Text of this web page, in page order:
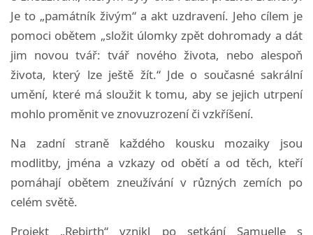
Je to „památník živým“ a akt uzdravení. Jeho cílem je
pomoci obětem „složit úlomky zpět dohromady a dát
jim novou tvář: tvář nového života, nebo alespoň
života, který lze ještě žít.“ Jde o současné sakrální
umění, které má sloužit k tomu, aby se jejich utrpení
mohlo proměnit ve znovuzrození či vzkříšení.
Na zadní straně každého kousku mozaiky jsou
modlitby, jména a vzkazy od obětí a od těch, kteří
pomáhají obětem zneužívání v různých zemích po
celém světě.
Projekt „Rebirth“ vznikl po setkání Samuelle s